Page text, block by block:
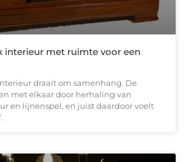
interieur met ruimte voor een
draait om samenhang. De
met elkaar door herhaling van
en lijnenspel, en juist daardoor voelt